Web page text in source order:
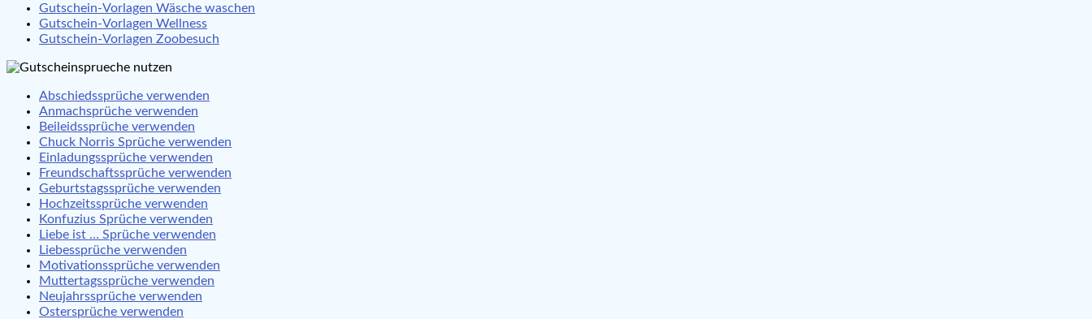
Gutschein-Vorlagen Wäsche waschen
Gutschein-Vorlagen Wellness
Gutschein-Vorlagen Zoobesuch
Abschiedssprüche verwenden
Anmachsprüche verwenden
Beileidssprüche verwenden
Chuck Norris Sprüche verwenden
Einladungssprüche verwenden
Freundschaftssprüche verwenden
Geburtstagssprüche verwenden
Hochzeitssprüche verwenden
Konfuzius Sprüche verwenden
Liebe ist … Sprüche verwenden
Liebessprüche verwenden
Motivationssprüche verwenden
Muttertagssprüche verwenden
Neujahrssprüche verwenden
Ostersprüche verwenden